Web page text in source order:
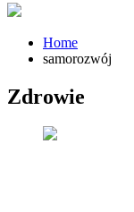
Home
samorozwój
Zdrowie